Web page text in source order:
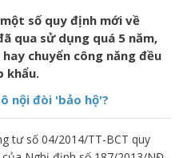
số quy định mới về
qua sử dụng quá 5 năm,
chuyển công năng đều
khẩu.
nội đòi 'bảo hộ'?
tư số 04/2014/TT-BCT quy